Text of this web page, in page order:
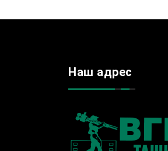
Наш адрес